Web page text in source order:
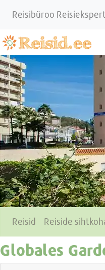
Reisibüroo Reisiekspert
Reisid Reiside
Globales